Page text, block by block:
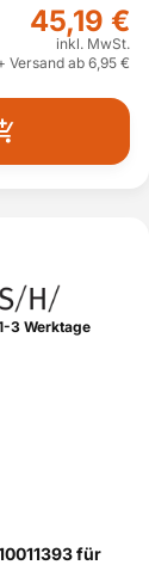
45,19 €
inkl. MwSt.
Versand ab 6,95 €
3 Werktage
für